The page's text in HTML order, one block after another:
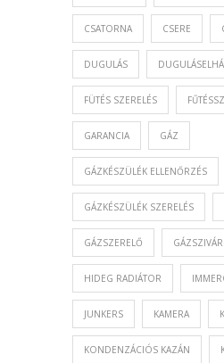
CSATORNA CSERE
DUGULÁS
FÜTÉS SZERELÉS
GARANCIA GÁZ
GÁZKÉSZÜLÉK ELLENŐRZÉS
GÁZKÉSZÜLÉK SZERELÉS
GÁZSZERELŐ
HIDEG RADIÁTOR
JUNKERS KAMERA
KONDENZÁCIÓS KAZÁN